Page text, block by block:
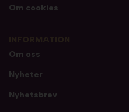
Om cookies
Om oss
Nyheter
Nyhetsbrev